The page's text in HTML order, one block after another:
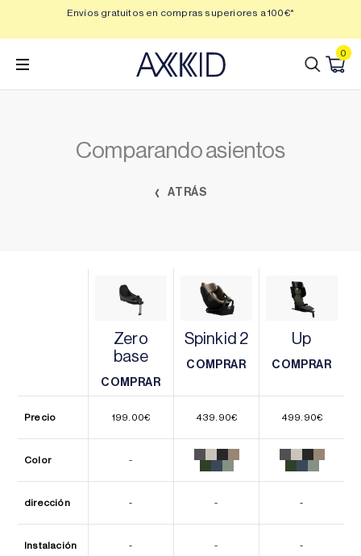
contenido
Envíos gratuitos en compras superiores a 100€*
0
Comparando asientos
ATRÁS
Zero
base
COMPRAR
COMPRAR
Spinkid 2
COMPRAR
Up
COMPRAR
Precio 199.00€ 439.90€ 499.90€
Color -
dirección - - -
Instalación - - -